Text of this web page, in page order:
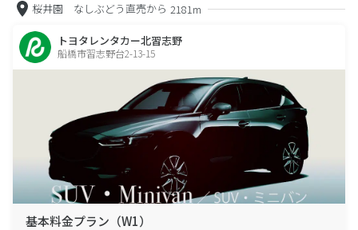
桜井園 なしぶどう直売から 2181m
トヨタレンタカー北習志野
船橋市習志野台2-13-15
基本料金プラン（W1）